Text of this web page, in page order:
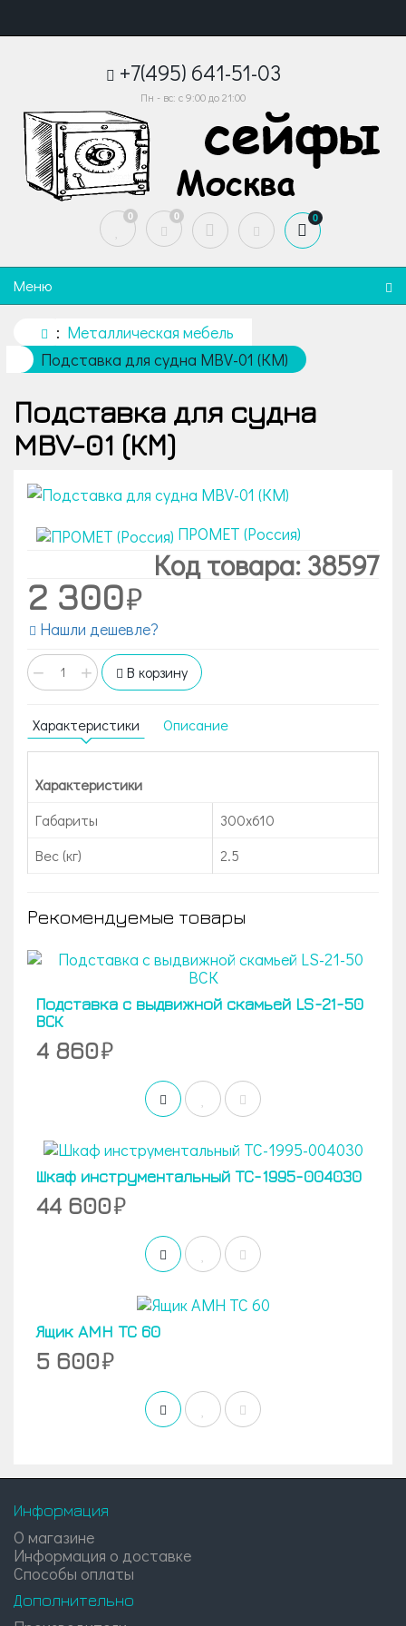
+7(495) 641-51-03
Пн - вс: с 9:00 до 21:00
0 0 0
Меню
Металлическая мебель
Подставка для судна MBV-01 (КМ)
Подставка для судна
MBV-01 (КМ)
ПРОМЕТ (Россия)
Код товара: 38597
2 300
Нашли дешевле?
− + В корзину
Характеристики Описание
Характеристики
Габариты
300x610
Вес (кг)
2.5
Рекомендуемые товары
Подставка с выдвижной скамьей LS-21-50
ВСК
4 860
Шкаф инструментальный TC-1995-004030
44 600
Ящик AMH TC 60
5 600
Информация
О магазине
Информация о доставке
Способы оплаты
Дополнительно